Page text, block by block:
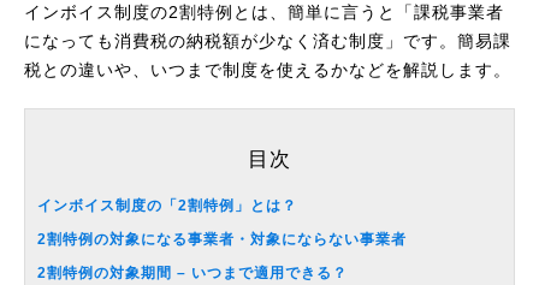
インボイス制度の2割特例とは、簡単に言うと「課税事業者
になっても消費税の納税額が少なく済む制度」です。簡易課
税との違いや、いつまで制度を使えるかなどを解説します。
目次
インボイス制度の「2割特例」とは？
2割特例の対象になる事業者・対象にならない事業者
2割特例の対象期間 – いつまで適用できる？